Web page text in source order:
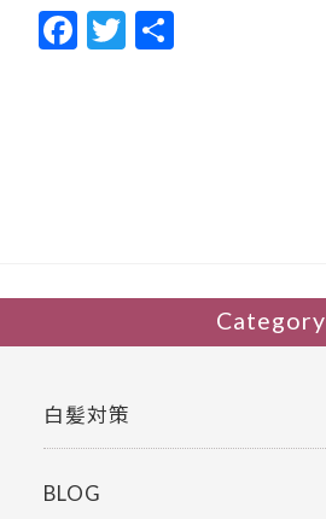
F
ac
T
w
Category
白髪対策
BLOG